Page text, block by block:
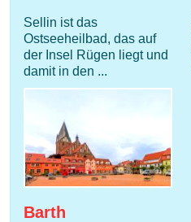
Sellin ist das
Ostseeheilbad, das auf
der Insel Rügen liegt und
damit in den ...
Barth